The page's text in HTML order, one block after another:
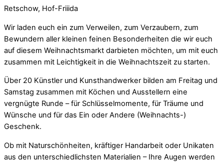
Retschow, Hof-Friiida
Wir laden euch ein zum Verweilen, zum Verzaubern, zum
Bewundern aller kleinen feinen Besonderheiten die wir euch
auf diesem Weihnachtsmarkt darbieten möchten, um mit euch
zusammen mit Leichtigkeit in die Weihnachtszeit zu starten.
Über 20 Künstler und Kunsthandwerker bilden am Freitag und
Samstag zusammen mit Köchen und Ausstellern eine
vergnügte Runde – für Schlüsselmomente, für Träume und
Wünsche und für das Ein oder Andere (Weihnachts-)
Geschenk.
Ob mit Naturschönheiten, kräftiger Handarbeit oder Unikaten
aus den unterschiedlichsten Materialien – Ihre Augen werden